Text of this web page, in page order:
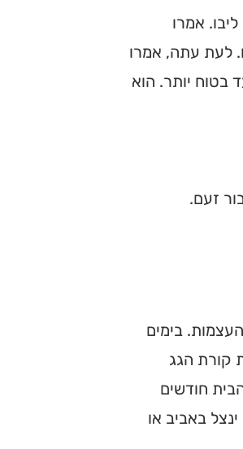
אמרו
לעת עתה, אמרו
בטוח יותר. הוא
זעם.
בימים
קורת הגג
חודשים
באביב או